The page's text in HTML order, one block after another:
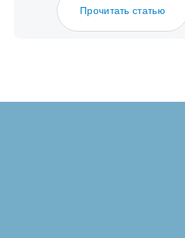
Прочитать статью